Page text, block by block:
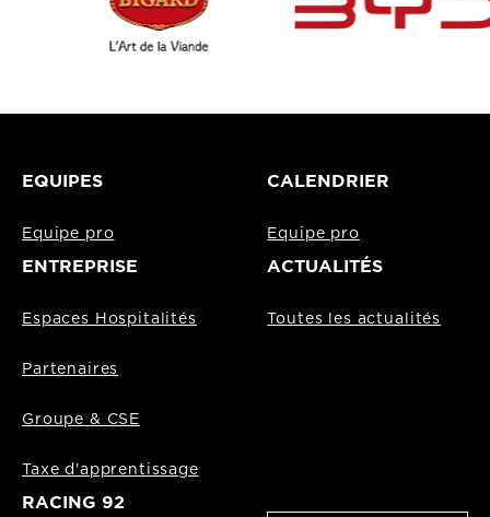
EQUIPES
Equipe pro
CALENDRIER
Equipe pro
ENTREPRISE
Espaces Hospitalités
Partenaires
Groupe & CSE
Taxe d'apprentissage
ACTUALITÉS
Toutes les actualités
RACING 92